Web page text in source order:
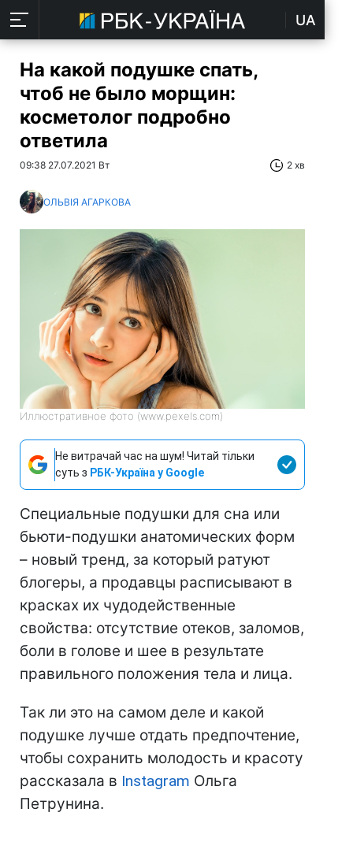
UA
На какой подушке спать,
чтоб не было морщин:
косметолог подробно
ответила
09:38 27.07.2021 Вт 2 хв
ОЛЬВІЯ АГАРКОВА
Иллюстративное фото (www.pexels.com)
Не витрачай час на шум! Читай тільки
суть з РБК-Україна у Google
Специальные подушки для сна или
бьюти-подушки анатомических форм
– новый тренд, за который ратуют
блогеры, а продавцы расписывают в
красках их чудодейственные
свойства: отсутствие отеков, заломов,
боли в голове и шее в результате
правильного положения тела и лица.
Так ли это на самом деле и какой
подушке лучше отдать предпочтение,
чтобы сохранить молодость и красоту
рассказала в Instagram Ольга
Петрунина.